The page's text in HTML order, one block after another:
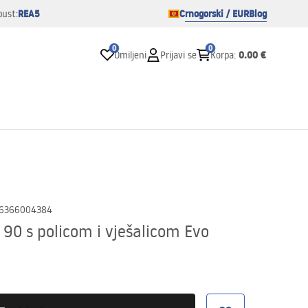
REA5 Crnogorski / EURBlog
0
Omiljeni Prijavi se
0
Korpa: 0.00 €
s policom i vješalicom Evo